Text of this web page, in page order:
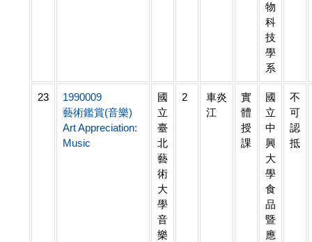
物
科
技
學
系
23
1990009
藝術鑑賞(音樂)
Art Appreciation:
Music
國
立
臺
北
藝
術
大
學
音
樂
2
車炎
江
實
體
授
課
國
立
中
興
大
學
食
品
暨
應
不
可
認
抵